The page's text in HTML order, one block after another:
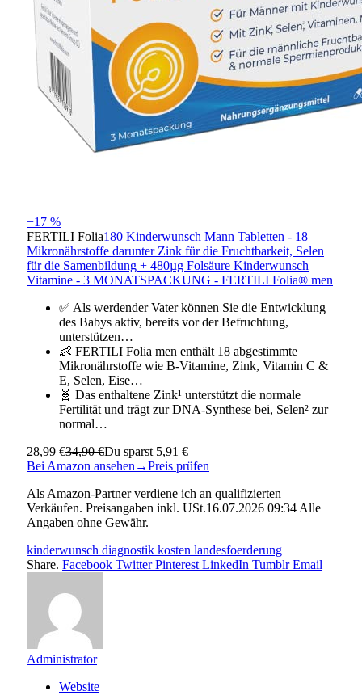
−17 %
FERTILI Folia180 Kinderwunsch Mann Tabletten - 18
Mikronährstoffe darunter Zink für die Fruchtbarkeit, Selen
für die Samenbildung + 480µg Folsäure Kinderwunsch
Vitamine - 3 MONATSPACKUNG - FERTILI Folia® men
✅ Als werdender Vater können Sie die Entwicklung
des Babys aktiv, bereits vor der Befruchtung,
unterstützen…
👶 FERTILI Folia men enthält 18 abgestimmte
Mikronährstoffe wie B-Vitamine, Zink, Vitamin C &
E, Selen, Eise…
🧬 Das enthaltene Zink¹ unterstützt die normale
Fertilität und trägt zur DNA-Synthese bei, Selen² zur
normal…
28,99 €34,90 €Du sparst 5,91 €
Bei Amazon ansehen →Preis prüfen
Als Amazon-Partner verdiene ich an qualifizierten
Verkäufen. Preisangaben inkl. USt.16.07.2026 09:34 Alle
Angaben ohne Gewähr.
kinderwunsch diagnostik kosten landesfoerderung
Share. Facebook Twitter Pinterest LinkedIn Tumblr Email
Administrator
Website